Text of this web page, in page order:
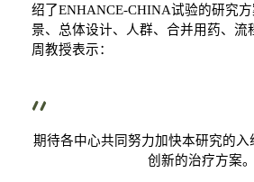
绍了ENHANCE-CHINA试验的研究方
景、总体设计、人群、合并用药、流
周教授表示：
期待各中心共同努力加快本研究的入
创新的治疗方案。